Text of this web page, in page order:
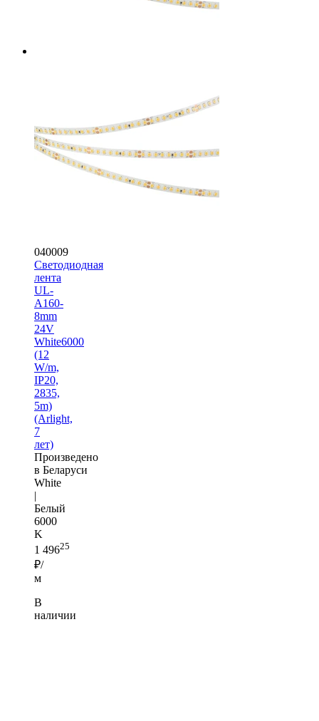
040009
Светодиодная
лента
UL-
A160-
8mm
24V
White6000
(12
W/m,
IP20,
2835,
5m)
(Arlight,
7
лет)
Произведено
в Беларуси
White
|
Белый
6000
K
1 49625
₽/
м
В
наличии